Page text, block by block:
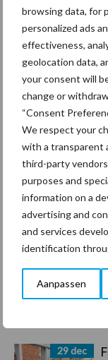
browsing data, for
personalized ads
effectiveness,
geolocation data,
your consent will
change or
“Consent
We respect your
with a transparent
third-party
purposes and
information on a
advertising and
and services
identification
Aanpassen
Primaire
Recent
29 dec